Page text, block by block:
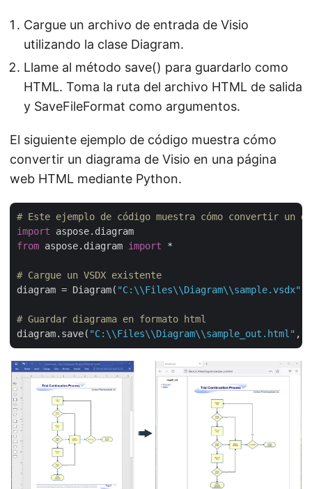
Cargue un archivo de entrada de Visio
utilizando la clase Diagram.
Llame al método save() para guardarlo como
HTML. Toma la ruta del archivo HTML de salida
y SaveFileFormat como argumentos.
El siguiente ejemplo de código muestra cómo
convertir un diagrama de Visio en una página
web HTML mediante Python.
# Este ejemplo de código muestra cómo convertir un
import
from aspose.diagram import *
# Cargue un VSDX existente
diagram = Diagram( "C:\\Files\\Diagram\\sample.vsdx"
# Guardar diagrama en formato html
diagram.save( "C:\\Files\\Diagram\\sample_out.html"